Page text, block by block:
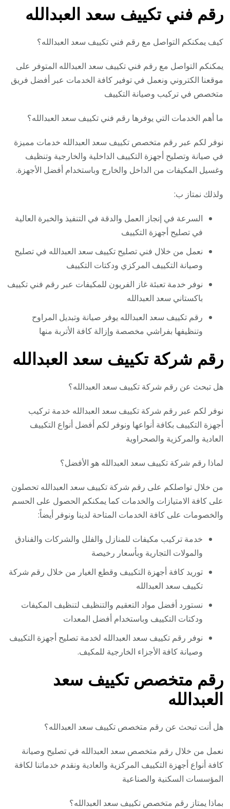
رقم فني تكييف سعد العبدالله
كيف يمكنكم التواصل مع رقم فني تكييف سعد العبدالله؟
يمكنكم التواصل مع رقم فني تكييف سعد العبدالله المتوفر على
موقعنا الكتروني ونعمل في توفير كافة الخدمات عبر أفضل فريق
متخصص في تركيب وصيانة التكييف
ما أهم الخدمات التي يوفرها رقم فني تكييف سعد العبدالله؟
نوفر لكم عبر رقم متخصص تكييف سعد العبدالله خدمات مميزة
في صيانة وتصليح أجهزة التكييف الداخلية والخارجية وتنظيف
وغسيل المكيفات من الداخل والخارج وباستخدام أفضل الأجهزة.
ولذلك نمتاز ب:
السرعة في إنجاز العمل والدقة في التنفيذ والخبرة العالية
في تصليح أجهزة التكييف
نعمل من خلال فني تصليح تكييف سعد العبدالله في تصليح
وصيانة التكييف المركزي ودكتات التكييف
نوفر خدمة تعبئة غاز الفريون للمكيفات عبر رقم فني تكييف
باكستاني سعد العبدالله
رقم تكييف سعد العبدالله يوفر صيانة وتبديل المراوح
وتنظيفها بفراشي مخصصة وإزالة كافة الأتربة منها
رقم شركة تكييف سعد العبدالله
هل تبحث عن رقم شركة تكييف سعد العبدالله؟
نوفر لكم عبر رقم شركة تكييف سعد العبدالله خدمة تركيب
أجهزة التكييف بكافة أنواعها ونوفر لكم أفضل أنواع التكييف
العادية والمركزية والصحراوية
لماذا رقم شركة تكييف سعد العبدالله هو الأفضل؟
من خلال تواصلكم على رقم شركة تكييف سعد العبدالله تحصلون
على كافة الامتيازات والخدمات كما يمكنكم الحصول على الحسم
والخصومات على كافة الخدمات المتاحة لدينا ونوفر أيضاً:
خدمة تركيب مكيفات للمنازل والفلل والشركات والفنادق
والمولات التجارية وبأسعار رخيصة
توريد كافة أجهزة التكييف وقطع الغيار من خلال رقم شركة
تكييف سعد العبدالله
نستورد أفضل مواد التعقيم والتنظيف لتنظيف المكيفات
ودكتات التكييف وباستخدام أفضل المعدات
نوفر رقم تكييف سعد العبدالله لخدمة تصليح أجهزة التكييف
وصيانة كافة الأجزاء الخارجية للمكيف.
رقم متخصص تكييف سعد
العبدالله
هل أنت تبحث عن رقم متخصص تكييف سعد العبدالله؟
نعمل من خلال رقم متخصص سعد العبدالله في تصليح وصيانة
كافة أنواع أجهزة التكييف المركزية والعادية ونقدم خدماتنا لكافة
المؤسسات السكنية والصناعية
بماذا يمتاز رقم متخصص تكييف سعد العبدالله؟